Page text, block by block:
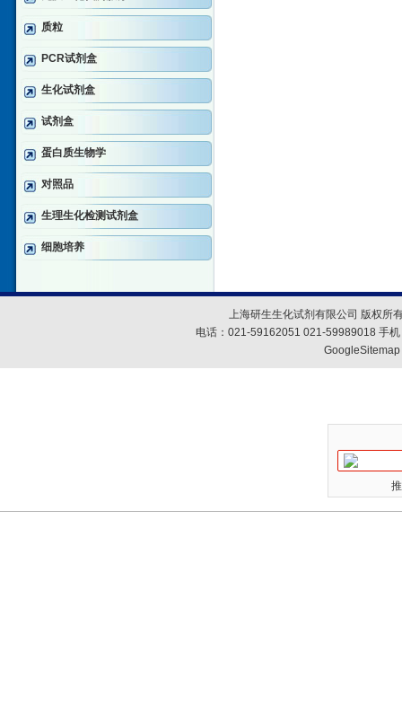
质粒
PCR试剂盒
生化试剂盒
试剂盒
蛋白质生物学
对照品
生理生化检测试剂盒
细胞培养
上海研生生化试剂有限公司 版权所
电话：021-59162051 021-59989018 手
GoogleSitemap